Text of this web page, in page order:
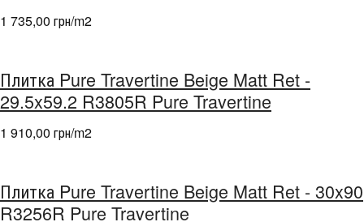
1 735,00 грн/m2
Плитка Pure Travertine Beige Matt Ret -
29.5x59.2 R3805R Pure Travertine
1 910,00 грн/m2
Плитка Pure Travertine Beige Matt Ret - 30x90
R3256R Pure Travertine